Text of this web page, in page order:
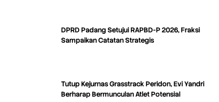
DPRD Padang Setujui RAPBD-P 2026, Fraksi
Sampaikan Catatan Strategis
Tutup Kejurnas Grasstrack Peridon, Evi Yandri
Berharap Bermunculan Atlet Potensial